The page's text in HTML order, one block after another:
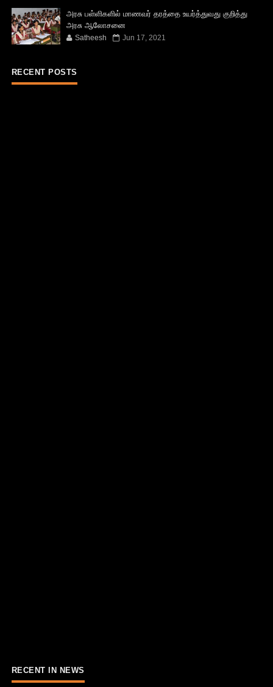
அரசு பள்ளிகளில் மாணவர் தரத்தை உயர்த்துவது குறித்து
அரசு ஆலோசனை
Satheesh Jun 17, 2021
RECENT POSTS
RECENT IN NEWS